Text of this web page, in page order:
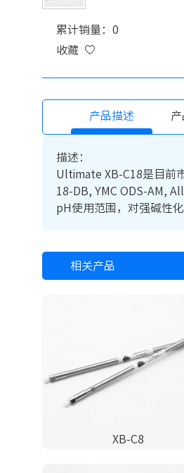
累计销量：0
收藏
产品描述
描述：
Ultimate XB-C18是目前
18-DB, YMC ODS-AM,
pH使用范围，对强碱性
相关产品
XB-C8